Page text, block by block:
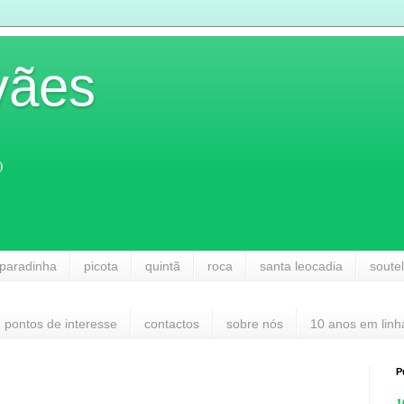
picota quintã roca santa leocadia
pontos de interesse contactos sobre nós 10 anos em